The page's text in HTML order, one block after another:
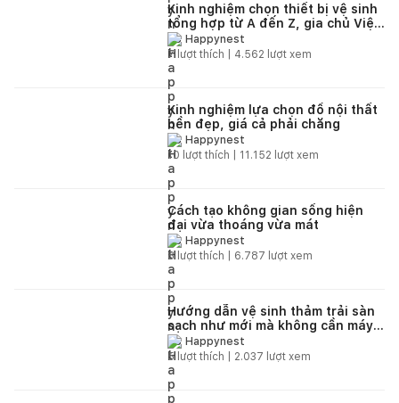
Kinh nghiệm chọn thiết bị vệ sinh
tổng hợp từ A đến Z, gia chủ Việt
nên tham khảo
Happynest
7 lượt thích | 4.562 lượt xem
Kinh nghiệm lựa chọn đồ nội thất
bền đẹp, giá cả phải chăng
Happynest
10 lượt thích | 11.152 lượt xem
Cách tạo không gian sống hiện
đại vừa thoáng vừa mát
Happynest
8 lượt thích | 6.787 lượt xem
Hướng dẫn vệ sinh thảm trải sàn
sạch như mới mà không cần máy
hút bụi
Happynest
5 lượt thích | 2.037 lượt xem